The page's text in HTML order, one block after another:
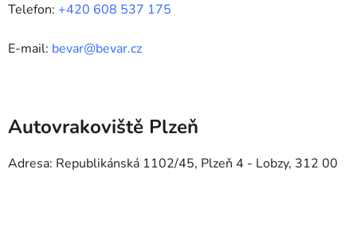
Telefon: +420 608 537 175
E-mail: bevar@bevar.cz
Autovrakoviště Plzeň
Adresa: Republikánská 1102/45, Plzeň 4 - Lobzy, 312 00